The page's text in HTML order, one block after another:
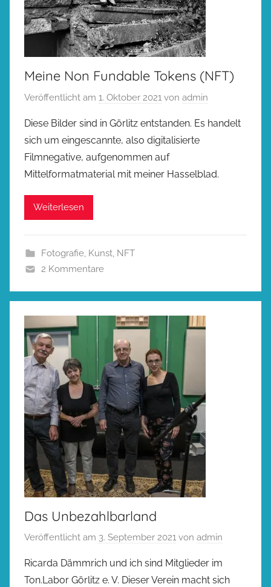
Meine Non Fundable Tokens (NFT)
Veröffentlicht am 1. Oktober 2021 von admin
Diese Bilder sind in Görlitz entstanden. Es handelt
sich um eingescannte, also digitalisierte
Filmnegative, aufgenommen auf
Mittelformatmaterial mit meiner Hasselblad.
Weiterlesen
Fotografie, Kunst, NFT
2 Kommentare
Das Unbezahlbarland
Veröffentlicht am 3. September 2021 von admin
Ricarda Dämmrich und ich sind Mitglieder im
Ton.Labor Görlitz e. V. Dieser Verein macht sich